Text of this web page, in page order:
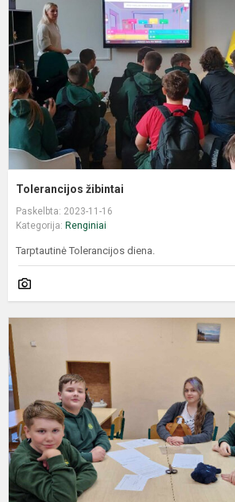
Tolerancijos žibintai
Paskelbta: 2023-11-16
Kategorija: Renginiai
Tarptautinė Tolerancijos diena.